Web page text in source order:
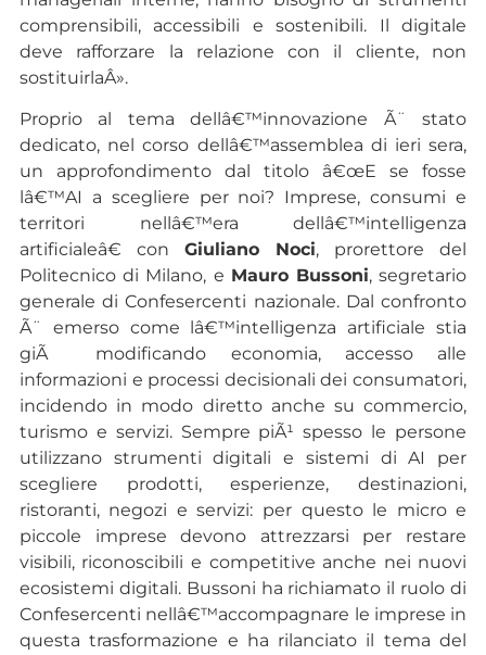
comprensibili, accessibili e sostenibili. Il digitale
deve rafforzare la relazione con il cliente, non
sostituirlaÂ».
Proprio al tema dellâ€™innovazione Ã¨ stato
dedicato, nel corso dellâ€™assemblea di ieri sera,
un approfondimento dal titolo â€œE se fosse
lâ€™AI a scegliere per noi? Imprese, consumi e
territori nellâ€™era dellâ€™intelligenza
artificialeâ€ con Giuliano Noci, prorettore del
Politecnico di Milano, e Mauro Bussoni, segretario
generale di Confesercenti nazionale. Dal confronto
Ã¨ emerso come lâ€™intelligenza artificiale stia
giÃ modificando economia, accesso alle
informazioni e processi decisionali dei consumatori,
incidendo in modo diretto anche su commercio,
turismo e servizi. Sempre piÃ¹ spesso le persone
utilizzano strumenti digitali e sistemi di AI per
scegliere prodotti, esperienze, destinazioni,
ristoranti, negozi e servizi: per questo le micro e
piccole imprese devono attrezzarsi per restare
visibili, riconoscibili e competitive anche nei nuovi
ecosistemi digitali. Bussoni ha richiamato il ruolo di
Confesercenti nellâ€™accompagnare le imprese in
questa trasformazione e ha rilanciato il tema del